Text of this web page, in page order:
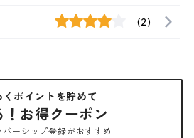
(2)
くポイントを貯めて
！お得クーポン
バーシップ登録がおすすめ